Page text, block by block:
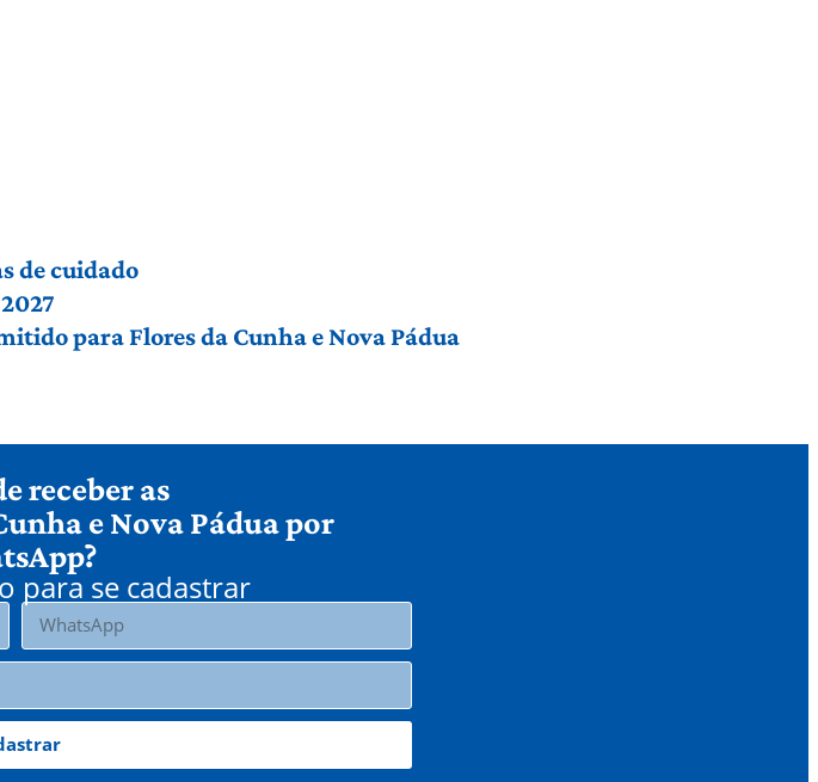
de cuidado
para Flores da Cunha e Nova Pádua
receber as
e Nova Pádua por
para se cadastrar